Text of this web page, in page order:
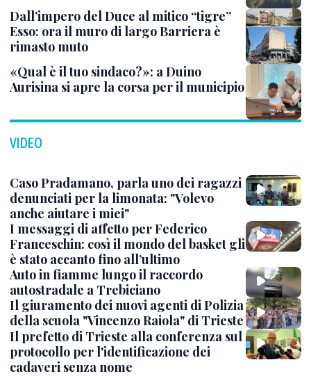
Dall’impero del Duce al mitico “tigre”
Esso: ora il muro di largo Barriera è
rimasto muto
«Qual è il tuo sindaco?»: a Duino
Aurisina si apre la corsa per il municipio
VIDEO
Caso Pradamano, parla uno dei ragazzi
denunciati per la limonata: "Volevo
anche aiutare i miei"
I messaggi di affetto per Federico
Franceschin: così il mondo del basket gli
è stato accanto fino all’ultimo
Auto in fiamme lungo il raccordo
autostradale a Trebiciano
Il giuramento dei nuovi agenti di Polizia
della scuola "Vincenzo Raiola" di Trieste
Il prefetto di Trieste alla conferenza sul
protocollo per l'identificazione dei
cadaveri senza nome